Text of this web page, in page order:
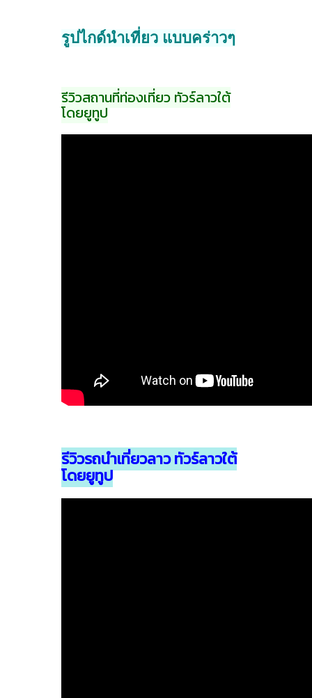
รูปไกด์นำเที่ยว แบบคร่าวๆ
รีวิวสถานที่ท่องเที่ยว ทัวร์ลาวใต้
โดยยูทูป
รีวิวรถนำเที่ยวลาว ทัวร์ลาวใต้
โดยยูทูป